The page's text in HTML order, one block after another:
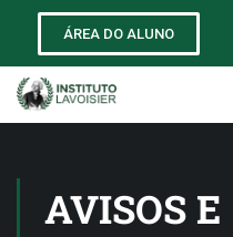
ÁREA DO ALUNO
AVISOS E